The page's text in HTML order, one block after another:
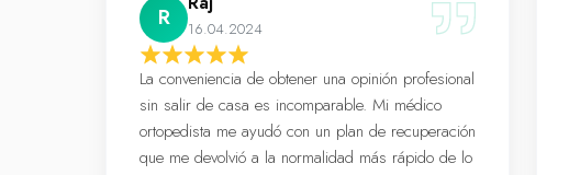
R 16.04.2024
La conveniencia de obtener una opinión profesional
sin salir de casa es incomparable. Mi médico
ortopedista me ayudó con un plan de recuperación
que me devolvió a la normalidad más rápido de lo